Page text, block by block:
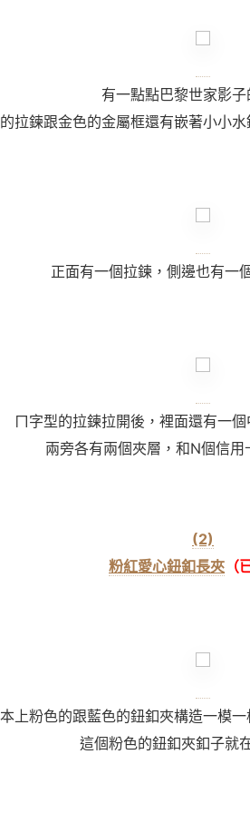
有一點點巴黎世家影子
拉鍊跟金色的金屬框還有嵌著小小
正面有一個拉鍊，側邊也有一
ㄇ字型的拉鍊拉開後，裡面還有一
兩旁各有兩個夾層，和N個信用
(2)
粉紅愛心鈕釦長夾 （
上粉色的跟藍色的鈕釦夾構造一模
這個粉色的鈕釦夾釦子就